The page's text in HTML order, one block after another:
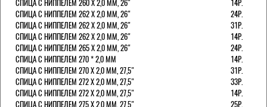
СПИЦА С НИППЕЛЕМ 260 Х 2,0 ММ, 26"
14Р.
СПИЦА С НИППЕЛЕМ 262 Х 2,0 ММ, 26"
24Р.
СПИЦА С НИППЕЛЕМ 262 Х 2,0 ММ, 26"
31Р.
СПИЦА С НИППЕЛЕМ 262 Х 2,0 ММ, 26"
14Р.
СПИЦА С НИППЕЛЕМ 265 Х 2,0 ММ, 26"
24Р.
СПИЦА С НИППЕЛЕМ 270 * 2,0 ММ
14Р.
СПИЦА С НИППЕЛЕМ 270 Х 2,0 ММ, 27,5"
31Р.
СПИЦА С НИППЕЛЕМ 272 Х 2,0 ММ, 27,5"
33Р.
СПИЦА С НИППЕЛЕМ 272 Х 2,0 ММ, 27,5"
14Р.
СПИЦА С НИППЕЛЕМ 275 Х 2,0 ММ, 27,5"
25Р.